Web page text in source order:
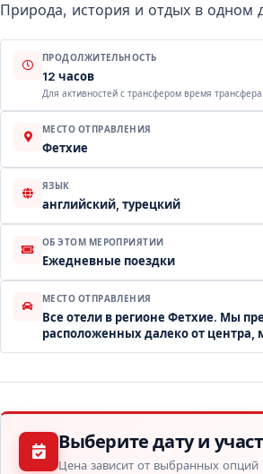
Природа, история и отдых в одном
ПРОДОЛЖИТЕЛЬНОСТЬ
12 часов
Для активностей с трансфером время
МЕСТО ОТПРАВЛЕНИЯ
Фетхие
ЯЗЫК
английский, турецкий
ОБ ЭТОМ МЕРОПРИЯТИИ
Ежедневные поездки
МЕСТО ОТПРАВЛЕНИЯ
Все отели в регионе Фетхие. Мы
расположенных далеко от центра,
Выберите дату и
Цена зависит от выбранных опций